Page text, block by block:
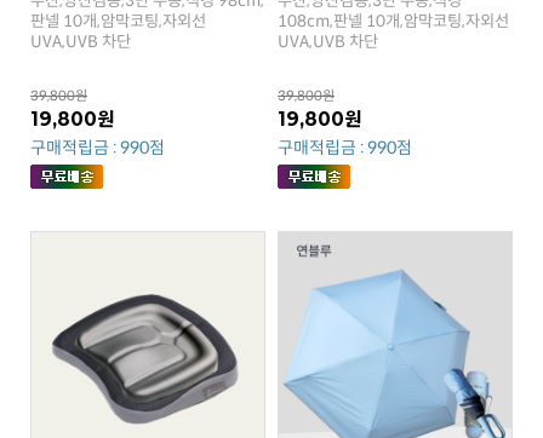
UVA,UVB 차단
39,800원
19,800원
구매적립금 : 990점
UVA,UVB 차단
39,800원
19,800원
구매적립금 : 990점